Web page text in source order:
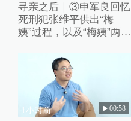
寻亲之后｜③申军良回忆
死刑犯张维平供出“梅
姨”过程，以及“梅姨”两张
1小时前 00:58